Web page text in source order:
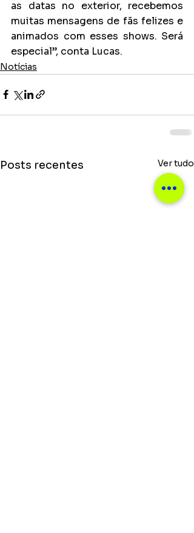
as datas no exterior, recebemos
muitas mensagens de fãs felizes e
animados com esses shows. Será
especial”, conta Lucas.
Notícias
Posts recentes Ver tudo